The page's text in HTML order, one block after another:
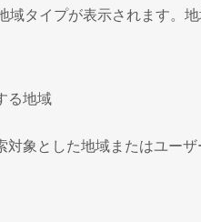
域タイプが表示されます。
る地域
対象とした地域またはユー